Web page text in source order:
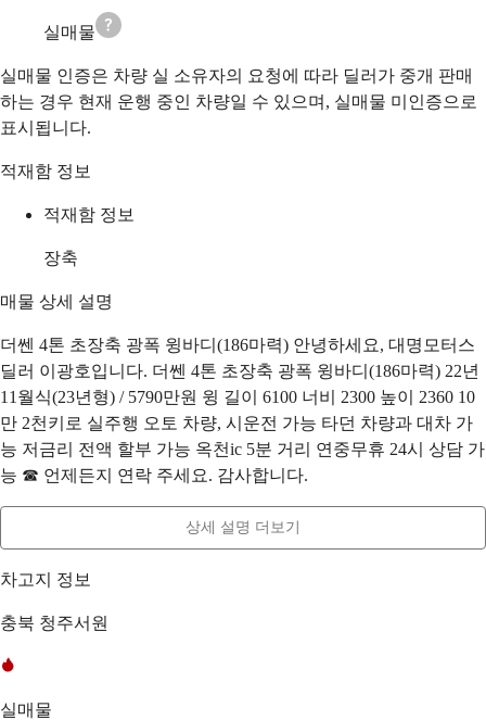
실매물
실매물 인증은 차량 실 소유자의 요청에 따라 딜러가 중개 판매
하는 경우 현재 운행 중인 차량일 수 있으며, 실매물 미인증으로
표시됩니다.
적재함 정보
적재함 정보
장축
매물 상세 설명
더쎈 4톤 초장축 광폭 윙바디(186마력) 안녕하세요, 대명모터스
딜러 이광호입니다. 더쎈 4톤 초장축 광폭 윙바디(186마력) 22년
11월식(23년형) / 5790만원 윙 길이 6100 너비 2300 높이 2360 10
만 2천키로 실주행 오토 차량, 시운전 가능 타던 차량과 대차 가
능 저금리 전액 할부 가능 옥천ic 5분 거리 연중무휴 24시 상담 가
능 ☎ 언제든지 연락 주세요. 감사합니다.
상세 설명 더보기
차고지 정보
충북 청주서원
실매물